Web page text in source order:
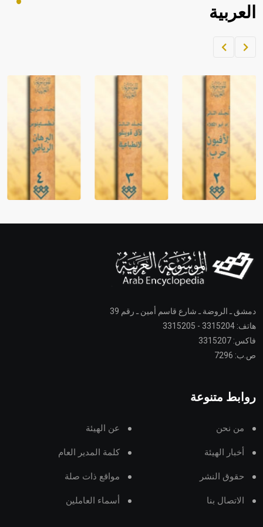
العربية
دمشق ـ الروضة ـ شارع قاسم أمين ـ رقم 39
هاتف: 3315204 - 3315205
فاكس: 3315207
ص.ب: 7296
روابط متنوعة
من نحن عن الهيئة
أخبار الهيئة كلمة المدير العام
حقوق النشر مواقع ذات صلة
الاتصال بنا أسماء العاملين